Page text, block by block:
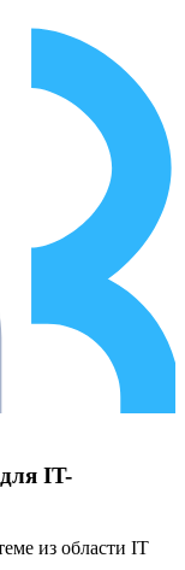
IT-
из области IT